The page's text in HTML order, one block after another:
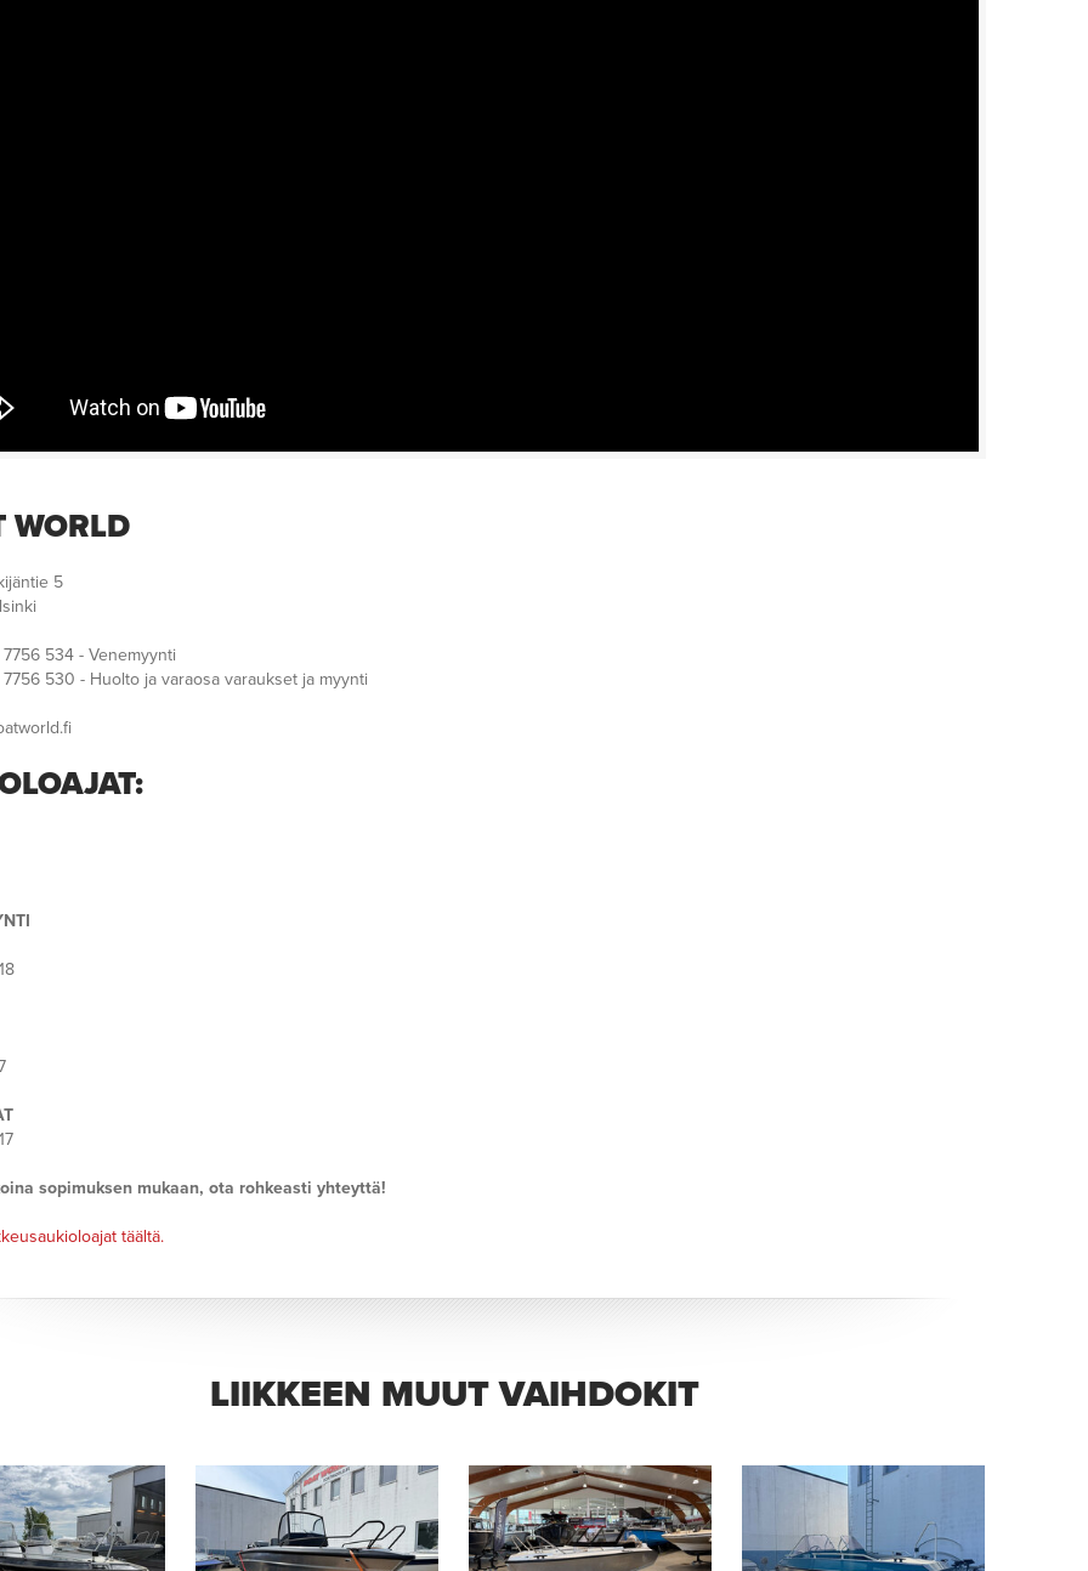
WORLD
5
534 - Venemyynti
530 - Huolto ja varaosa varaukset ja myynti
sopimuksen mukaan, ota rohkeasti yhteyttä!
täältä.
LIIKKEEN MUUT VAIHDOKIT